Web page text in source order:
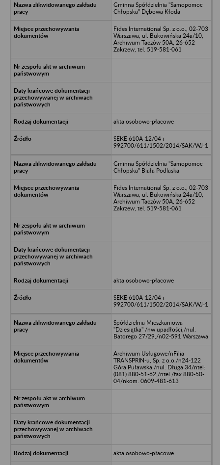
Gminna Spółdzielnia "Samopomoc
Chłopska" Dębowa Kłoda
Fides International Sp. z o.o., 02-703
Warszawa, ul. Bukowińska 24a/10,
Archiwum Taczów 50A, 26-652
Zakrzew, tel. 519-581-061
akta osobowo-płacowe
SEKE 610A-12/04 i
992700/611/1502/2014/SAK/WJ-1
Gminna Spółdzielnia "Samopomoc
Chłopska" Biała Podlaska
Fides International Sp. z o.o., 02-703
Warszawa, ul. Bukowińska 24a/10,
Archiwum Taczów 50A, 26-652
Zakrzew, tel. 519-581-061
akta osobowo-płacowe
SEKE 610A-12/04 i
992700/611/1502/2014/SAK/WJ-1
Spółdzielnia Mieszkaniowa
"Dziesiątka" /nw upadłości,/nul.
Batorego 27/29,/n02-591 Warszawa
Archiwum Usługowe/nFilia
TRANSPRIN-u, Sp. z o.o./n24-122
Góra Puławska,/nul. Długa 34/ntel:
(081) 880-51-62;/ntel./fax 880-50-
04/nkom. 0609-481-613
akta osobowo-płacowe